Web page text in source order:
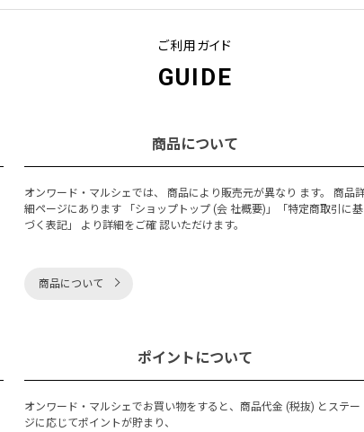
ご利用ガイド
GUIDE
商品について
オンワード・マルシェでは、 商品により販売元が異なり ます。 商品
細ページにあります 「ショップトップ (会 社概要)」「特定商取引に基
づく表記」 より詳細をご確 認いただけます。
商品について
ポイントについて
オンワード・マルシェでお買い物をすると、商品代金 (税抜) とステー
ジに応じてポイントが貯まり、